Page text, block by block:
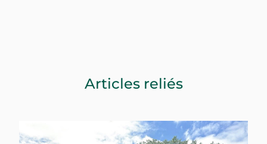
Articles reliés